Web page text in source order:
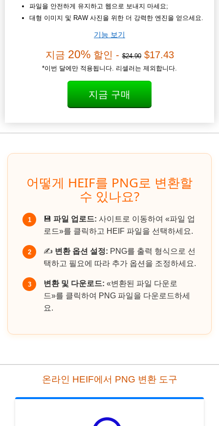
파일을 안전하게 유지하고 웹으로 보내지 마세요;
대형 이미지 및 RAW 사진을 위한 더 강력한 엔진을 얻으세요.
기능 보기
지금 20%할인 -$24.90$17.43
*이번 달에만 적용됩니다. 리셀러는 제외합니다.
지금 구매
어떻게 HEIF를 PNG로 변환할
수 있나요?
1 💾 파일 업로드: 사이트로 이동하여 «파일 업
로드»를 클릭하고 HEIF 파일을 선택하세요.
2 ✍️ 변환 옵션 설정: PNG를 출력 형식으로 선
택하고 필요에 따라 추가 옵션을 조정하세요.
3 변환 및 다운로드: «변환된 파일 다운로
드»를 클릭하여 PNG 파일을 다운로드하세
요.
온라인 HEIF에서 PNG 변환 도구